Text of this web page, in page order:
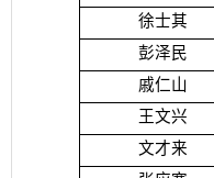
徐士其
彭泽民
戚仁山
王文兴
文才来